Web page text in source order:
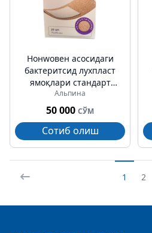
Нонwовен асосидаги
бактеритсид лухпласт
ямоқлари стандарт
№20
Альпина
50 000 СЎМ
Сотиб олиш
1 2